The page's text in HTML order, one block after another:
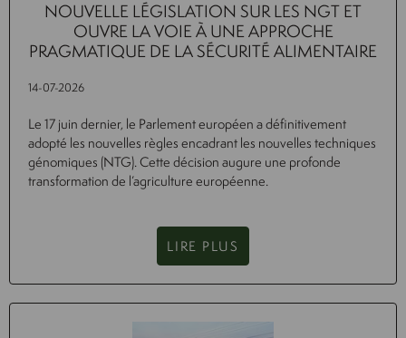
NOUVELLE LÉGISLATION SUR LES NGT ET
OUVRE LA VOIE À UNE APPROCHE
PRAGMATIQUE DE LA SÉCURITÉ ALIMENTAIRE
14-07-2026
Le 17 juin dernier, le Parlement européen a définitivement
adopté les nouvelles règles encadrant les nouvelles techniques
génomiques (NTG). Cette décision augure une profonde
transformation de l’agriculture européenne.
LIRE PLUS